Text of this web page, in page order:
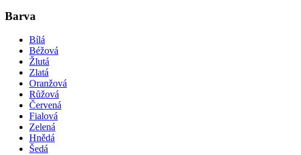
Barva
Bílá
Béžová
Žlutá
Zlatá
Oranžová
Růžová
Červená
Fialová
Zelená
Hnědá
Šedá